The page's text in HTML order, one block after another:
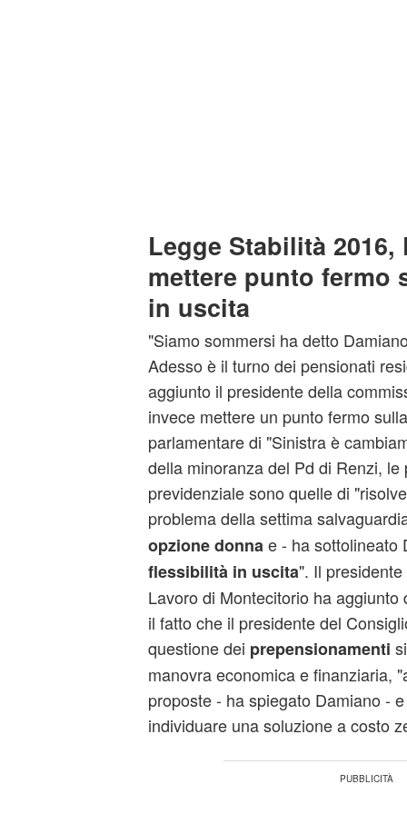
Legge Stabilità 2016,
mettere punto fermo
in uscita
"Siamo sommersi ha detto
Adesso è il turno dei pensionati
aggiunto il presidente della
invece mettere un punto fermo
parlamentare di "Sinistra è
della minoranza del Pd di Renzi,
previdenziale sono quelle di
problema della settima
opzione donna e - ha sottolineato
flessibilità in uscita". Il
Lavoro di Montecitorio ha aggiunto
il fatto che il presidente del
questione dei prepensionamenti
manovra economica e finanziaria,
proposte - ha spiegato Damiano -
individuare una soluzione a costo